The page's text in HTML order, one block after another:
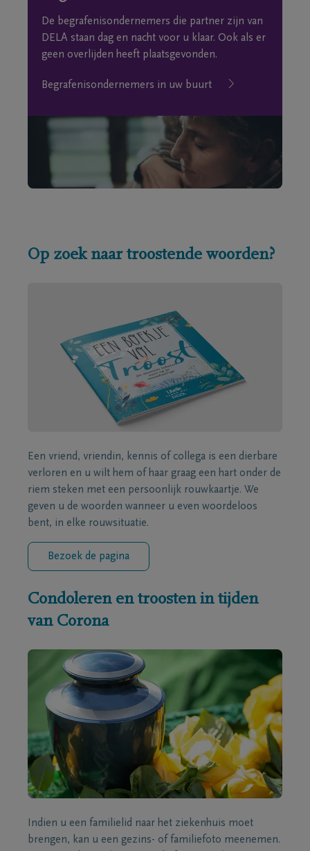
De begrafenisondernemers die partner zijn van
DELA staan dag en nacht voor u klaar. Ook als er
geen overlijden heeft plaatsgevonden.
Begrafenisondernemers in uw buurt
Op zoek naar troostende woorden?
Een vriend, vriendin, kennis of collega is een dierbare
verloren en u wilt hem of haar graag een hart onder de
riem steken met een persoonlijk rouwkaartje. We
geven u de woorden wanneer u even woordeloos
bent, in elke rouwsituatie.
Bezoek de pagina
Condoleren en troosten in tijden
van Corona
Indien u een familielid naar het ziekenhuis moet
brengen, kan u een gezins- of familiefoto meenemen.